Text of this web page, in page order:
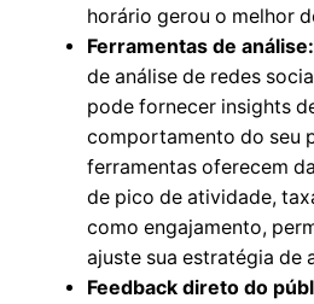
horário gerou o melhor
Ferramentas de análise:
de análise de redes
pode fornecer insights
comportamento do seu
ferramentas oferecem
de pico de atividade,
como engajamento,
ajuste sua estratégia de
Feedback direto do